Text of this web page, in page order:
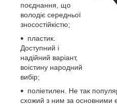
поєднання, що
володіє середньої
зносостійкістю;
пластик.
Доступний і
надійний варіант,
воістину народний
вибір;
поліетилен. Не так
схожий з ним за основними